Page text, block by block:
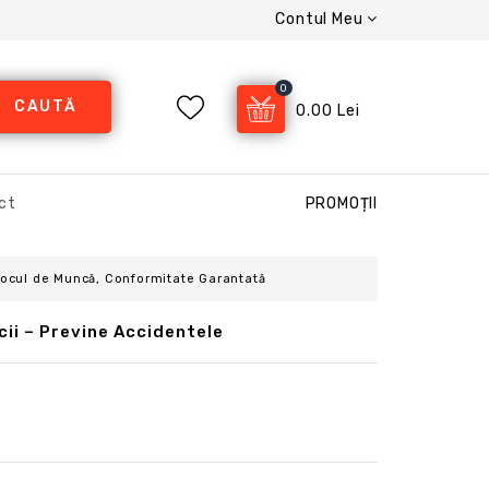
Contul Meu
CAUTĂ
0
0.00 Lei
PROMOȚII
de Muncă, Conformitate Garantată
– Previne Accidentele